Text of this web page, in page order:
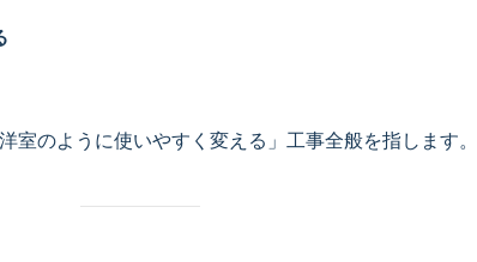
室のように使いやすく変える」工事全般を指します。